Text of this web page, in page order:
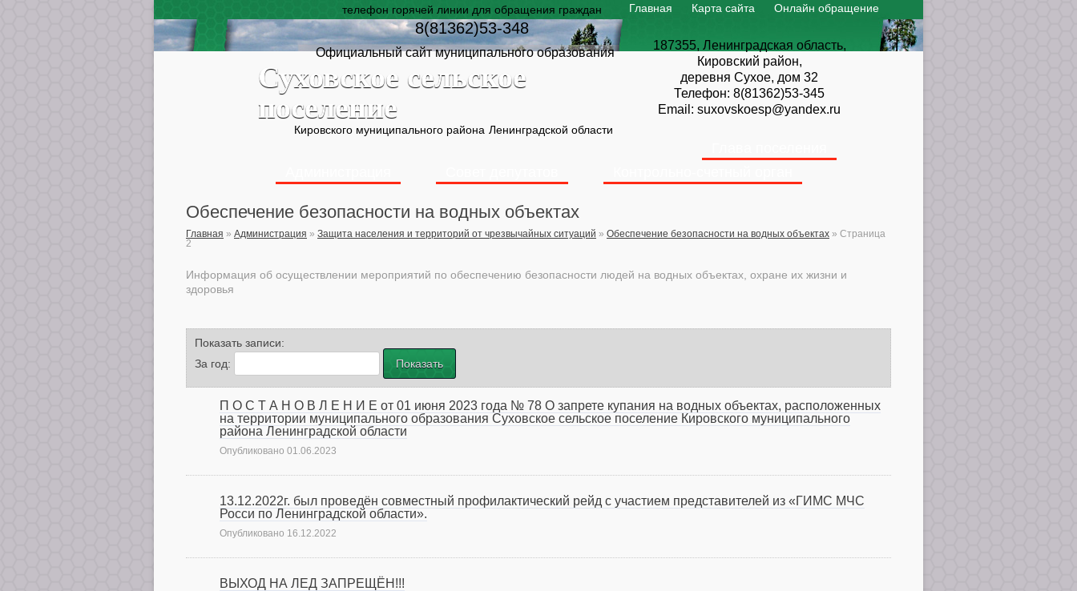
телефон горячей линии для обращения граждан
8(81362)53-348
Официальный сайт муниципального образования
Суховское сельское
поселение
Кировского муниципального района Ленинградской области
Главная Карта сайта Онлайн обращение
187355, Ленинградская область,
Кировский район,
деревня Сухое, дом 32
Телефон: 8(81362)53-345
Email: suxovskoesp@yandex.ru
Обеспечение безопасности на водных объектах
Главная » Администрация » Защита населения и территорий от чрезвычайных ситуаций » Обеспечение безопасности на водных объектах » Страница
2
Информация об осуществлении мероприятий по обеспечению безопасности людей на водных объектах, охране их жизни и
здоровья
Показать записи:
За год:
П О С Т А Н О В Л Е Н И Е от 01 июня 2023 года № 78 О запрете купания на водных объектах, расположенных
на территории муниципального образования Суховское сельское поселение Кировского муниципального
района Ленинградской области
Опубликовано 01.06.2023
13.12.2022г. был проведён совместный профилактический рейд с участием представителей из «ГИМС МЧС
Росси по Ленинградской области».
Опубликовано 16.12.2022
ВЫХОД НА ЛЕД ЗАПРЕЩЁН!!!